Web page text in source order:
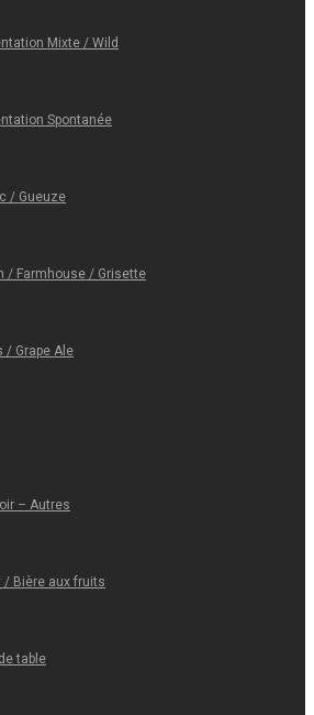
Mixte / Wild
Spontanée
/ Gueuze
/ Farmhouse / Grisette
/ Grape Ale
– Autres
/ Bière aux fruits
table